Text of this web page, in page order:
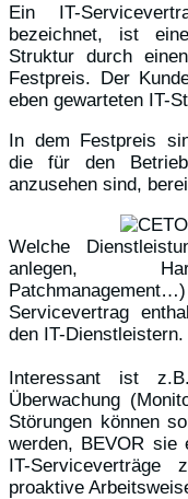
Ein IT-
bezeichnet, ist
Struktur durch
Festpreis. Der
eben gewarteten IT-
In dem Festpreis
die für den
anzusehen sind,
Welche
anlegen,
Servicevertrag
den IT-Dienstleistern.
Interessant ist
Überwachung
Störungen können
werden, BEVOR sie
IT-
proaktive